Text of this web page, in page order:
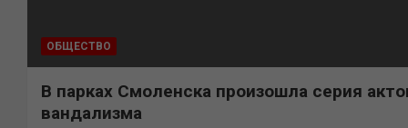
ОБЩЕСТВО
В парках Смоленска произошла серия
вандализма